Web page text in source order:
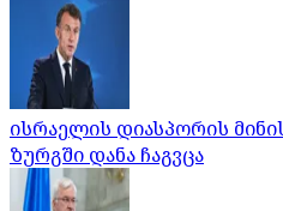
ისრაელის დიასპორის
ზურგში დანა ჩაგვცა